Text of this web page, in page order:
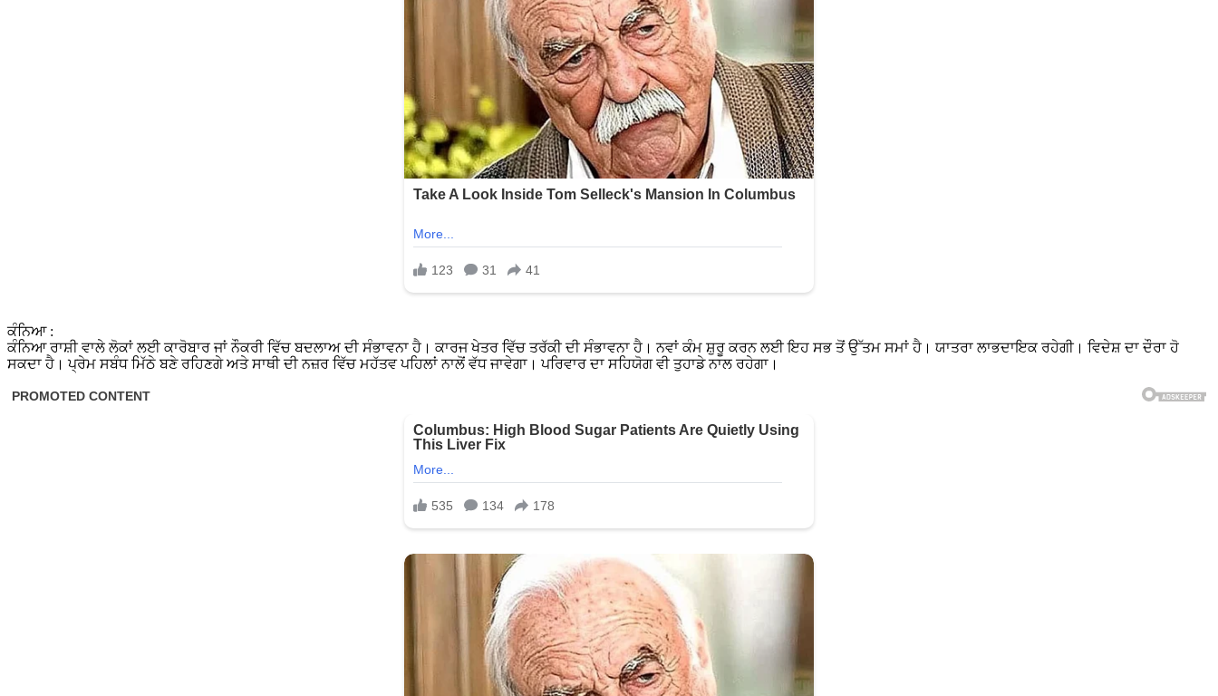
ਕੰਨਿਆ :
ਕੰਨਿਆ ਰਾਸ਼ੀ ਵਾਲੇ ਲੋਕਾਂ ਲਈ ਕਾਰੋਬਾਰ ਜਾਂ ਨੌਕਰੀ ਵਿੱਚ ਬਦਲਾਅ ਦੀ ਸੰਭਾਵਨਾ ਹੈ। ਕਾਰਜ ਖੇਤਰ ਵਿੱਚ ਤਰੱਕੀ ਦੀ ਸੰਭਾਵਨਾ ਹੈ। ਨਵਾਂ ਕੰਮ ਸ਼ੁਰੂ ਕਰਨ ਲਈ ਇਹ ਸਭ ਤੋਂ ਉੱਤਮ ਸਮਾਂ ਹੈ। ਯਾਤਰਾ ਲਾਭਦਾਇਕ ਰਹੇਗੀ। ਵਿਦੇਸ਼ ਦਾ ਦੌਰਾ ਹੋ
ਸਕਦਾ ਹੈ। ਪ੍ਰੇਮ ਸਬੰਧ ਮਿੱਠੇ ਬਣੇ ਰਹਿਣਗੇ ਅਤੇ ਸਾਥੀ ਦੀ ਨਜ਼ਰ ਵਿੱਚ ਮਹੱਤਵ ਪਹਿਲਾਂ ਨਾਲੋਂ ਵੱਧ ਜਾਵੇਗਾ। ਪਰਿਵਾਰ ਦਾ ਸਹਿਯੋਗ ਵੀ ਤੁਹਾਡੇ ਨਾਲ ਰਹੇਗਾ।